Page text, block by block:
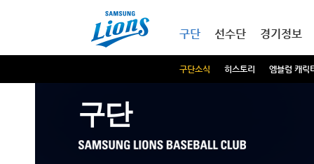
구단
구단소식 히스토리 엠블럼 캐릭
선수단 경기정보
구단